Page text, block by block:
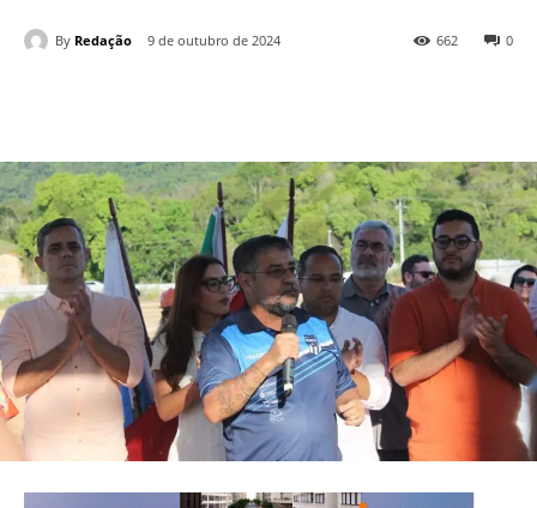
By Redação 9 de outubro de 2024 0
662